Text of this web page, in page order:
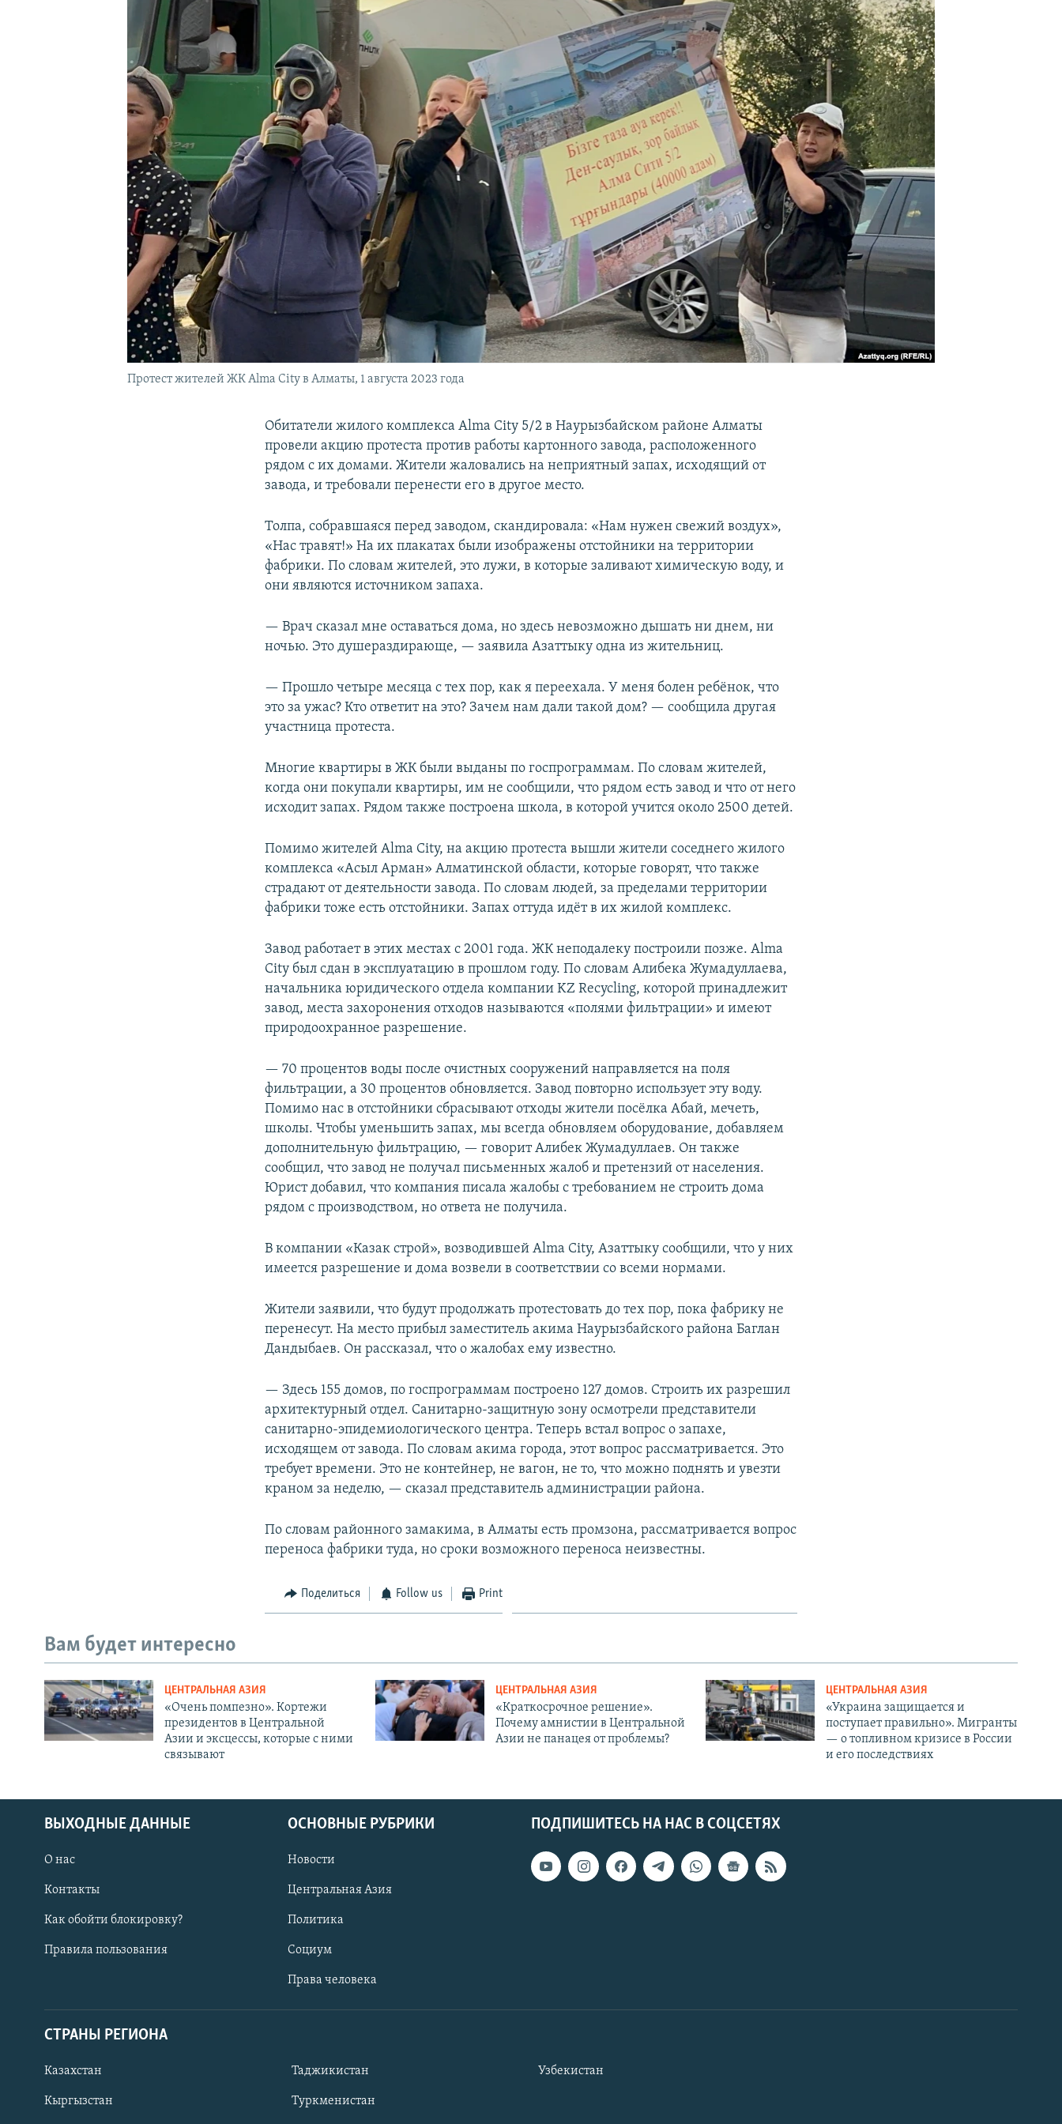
Протест жителей ЖК Alma City в Алматы, 1 августа 2023 года
Обитатели жилого комплекса Alma City 5/2 в Наурызбайском районе Алматы
провели акцию протеста против работы картонного завода, расположенного
рядом с их домами. Жители жаловались на неприятный запах, исходящий от
завода, и требовали перенести его в другое место.
Толпа, собравшаяся перед заводом, скандировала: «Нам нужен свежий воздух»,
«Нас травят!» На их плакатах были изображены отстойники на территории
фабрики. По словам жителей, это лужи, в которые заливают химическую воду, и
они являются источником запаха.
— Врач сказал мне оставаться дома, но здесь невозможно дышать ни днем, ни
ночью. Это душераздирающе, — заявила Азаттыку одна из жительниц.
— Прошло четыре месяца с тех пор, как я переехала. У меня болен ребёнок, что
это за ужас? Кто ответит на это? Зачем нам дали такой дом? — сообщила другая
участница протеста.
Многие квартиры в ЖК были выданы по госпрограммам. По словам жителей,
когда они покупали квартиры, им не сообщили, что рядом есть завод и что от него
исходит запах. Рядом также построена школа, в которой учится около 2500 детей.
Помимо жителей Alma City, на акцию протеста вышли жители соседнего жилого
комплекса «Асыл Арман» Алматинской области, которые говорят, что также
страдают от деятельности завода. По словам людей, за пределами территории
фабрики тоже есть отстойники. Запах оттуда идёт в их жилой комплекс.
Завод работает в этих местах с 2001 года. ЖК неподалеку построили позже. Alma
City был сдан в эксплуатацию в прошлом году. По словам Алибека Жумадуллаева,
начальника юридического отдела компании KZ Recycling, которой принадлежит
завод, места захоронения отходов называются «полями фильтрации» и имеют
природоохранное разрешение.
— 70 процентов воды после очистных сооружений направляется на поля
фильтрации, а 30 процентов обновляется. Завод повторно использует эту воду.
Помимо нас в отстойники сбрасывают отходы жители посёлка Абай, мечеть,
школы. Чтобы уменьшить запах, мы всегда обновляем оборудование, добавляем
дополнительную фильтрацию, — говорит Алибек Жумадуллаев. Он также
сообщил, что завод не получал письменных жалоб и претензий от населения.
Юрист добавил, что компания писала жалобы с требованием не строить дома
рядом с производством, но ответа не получила.
В компании «Казак строй», возводившей Alma City, Азаттыку сообщили, что у них
имеется разрешение и дома возвели в соответствии со всеми нормами.
Жители заявили, что будут продолжать протестовать до тех пор, пока фабрику не
перенесут. На место прибыл заместитель акима Наурызбайского района Баглан
Дандыбаев. Он рассказал, что о жалобах ему известно.
— Здесь 155 домов, по госпрограммам построено 127 домов. Строить их разрешил
архитектурный отдел. Санитарно-защитную зону осмотрели представители
санитарно-эпидемиологического центра. Теперь встал вопрос о запахе,
исходящем от завода. По словам акима города, этот вопрос рассматривается. Это
требует времени. Это не контейнер, не вагон, не то, что можно поднять и увезти
краном за неделю, — сказал представитель администрации района.
По словам районного замакима, в Алматы есть промзона, рассматривается вопрос
переноса фабрики туда, но сроки возможного переноса неизвестны.
Поделиться Follow us Print
Вам будет интересно
ЦЕНТРАЛЬНАЯ АЗИЯ
«Очень помпезно». Кортежи
президентов в Центральной
Азии и эксцессы, которые с ними
связывают
ЦЕНТРАЛЬНАЯ АЗИЯ
«Краткосрочное решение».
Почему амнистии в Центральной
Азии не панацея от проблемы?
ЦЕНТРАЛЬНАЯ АЗИЯ
«Украина защищается и
поступает правильно». Мигранты
— о топливном кризисе в России
и его последствиях
ПОДПИШИТЕСЬ НА НАС В СОЦСЕТЯХ
ВЫХОДНЫЕ ДАННЫЕ
О нас
Контакты
Как обойти блокировку?
Правила пользования
ОСНОВНЫЕ РУБРИКИ
Новости
Центральная Азия
Политика
Социум
Права человека
СТРАНЫ РЕГИОНА
Казахстан
Кыргызстан
Таджикистан
Туркменистан
Узбекистан